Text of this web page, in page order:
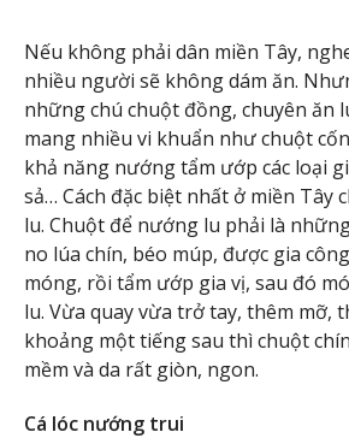
Nếu không phải dân miền Tây,
nhiều người sẽ không dám ăn.
những chú chuột đồng, chuyên ăn
mang nhiều vi khuẩn như chuột
khả năng nướng tẩm ướp các loại
sả… Cách đặc biệt nhất ở miền Tây
lu. Chuột để nướng lu phải là
no lúa chín, béo múp, được gia
móng, rồi tẩm ướp gia vị, sau đó
lu. Vừa quay vừa trở tay, thêm mỡ,
khoảng một tiếng sau thì chuột
mềm và da rất giòn, ngon.
Cá lóc nướng trui